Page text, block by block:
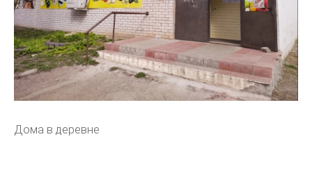
Дома в деревне